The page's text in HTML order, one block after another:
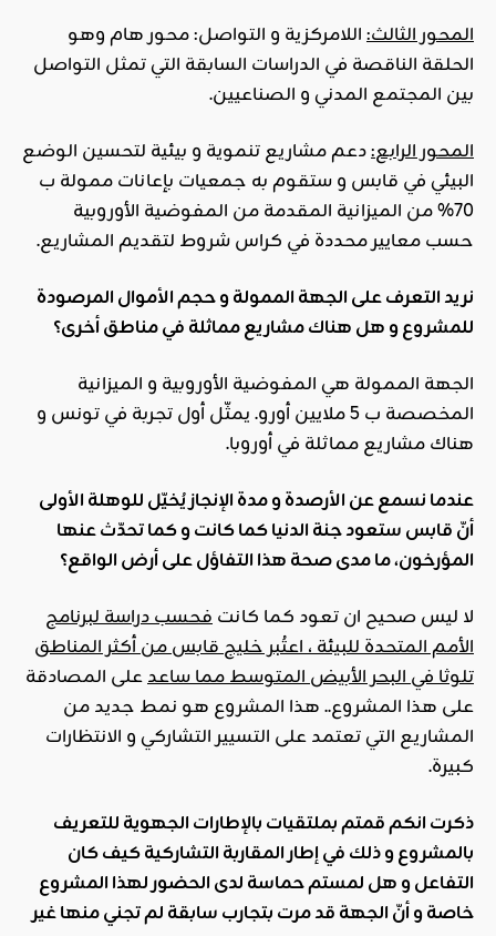
المحور الثالث:اللامركزية و التواصل: محور هام وهو
الحلقة الناقصة في الدراسات السابقة التي تمثل التواصل
بين المجتمع المدني و الصناعيين.
المحور الرابع:دعم مشاريع تنموية و بيئية لتحسين الوضع
البيئي في قابس و ستقوم به جمعيات بإعانات ممولة ب
70% من الميزانية المقدمة من المفوضية الأوروبية
حسب معايير محددة في كراس شروط لتقديم المشاريع.
نريد التعرف على الجهة الممولة و حجم الأموال المرصودة
للمشروع و هل هناك مشاريع مماثلة في مناطق أخرى؟
الجهة الممولة هي المفوضية الأوروبية و الميزانية
المخصصة ب 5 ملايين أورو. يمثّل أول تجربة في تونس و
هناك مشاريع مماثلة في أوروبا.
عندما نسمع عن الأرصدة و مدة الإنجاز يُخيّل للوهلة الأولى
أنّ قابس ستعود جنة الدنيا كما كانت و كما تحدّث عنها
المؤرخون، ما مدى صحة هذا التفاؤل على أرض الواقع؟
لا ليس صحيح ان تعود كما كانتفحسب دراسة لبرنامج
الأمم المتحدة للبيئة ، اعتُبر خليج قابس من أكثر المناطق
تلوثا في البحر الأبيض المتوسط مما ساعدعلى المصادقة
على هذا المشروع.. هذا المشروع هو نمط جديد من
المشاريع التي تعتمد على التسيير التشاركي و الانتظارات
كبيرة.
ذكرت انكم قمتم بملتقيات بالإطارات الجهوية للتعريف
بالمشروع و ذلك في إطار المقاربة التشاركية كيف كان
التفاعل و هل لمستم حماسة لدى الحضور لهذا المشروع
خاصة و أنّ الجهة قد مرت بتجارب سابقة لم تجني منها غير